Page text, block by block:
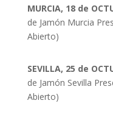
MURCIA, 18 de
de Jamón Murcia
Abierto)
SEVILLA, 25 de
de Jamón Sevilla
Abierto)